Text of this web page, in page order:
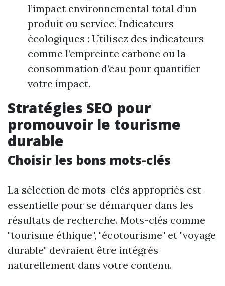
l’impact environnemental total d’un
produit ou service. Indicateurs
écologiques : Utilisez des indicateurs
comme l’empreinte carbone ou la
consommation d’eau pour quantifier
votre impact.
Stratégies SEO pour
promouvoir le tourisme
durable
Choisir les bons mots-clés
La sélection de mots-clés appropriés est
essentielle pour se démarquer dans les
résultats de recherche. Mots-clés comme
"tourisme éthique", "écotourisme" et "voyage
durable" devraient être intégrés
naturellement dans votre contenu.